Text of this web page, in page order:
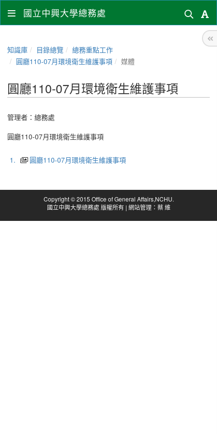
國立中興大學總務處
知識庫 目錄總覽
總務重點工作
圓廳110-07月環境衛生維護事項
媒體
圓廳110-07月環境衛生維護事項
管理者： 總務處
圓廳110-07月環境衛生維護事項
1. 圓廳110-07月環境衛生維護事項
Copyright © 2015 Office of General Affairs,NCHU.
國立中興大學總務處 版權所有 | 網站管理：蔡 維